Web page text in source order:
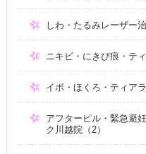
しわ・たるみレーザー
ニキビ・にきび痕・テ
イボ・ほくろ・ティア
アフターピル・緊急避
ク川越院（2）